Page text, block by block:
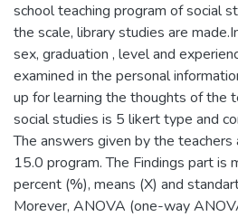
school teaching program of social
the scale, library studies are
sex, graduation , level and
examined in the personal
up for learning the thoughts of the
social studies is 5 likert type and
The answers given by the
15.0 program. The Findings part is
percent (%), means (X) and
Morever, ANOVA (one-way